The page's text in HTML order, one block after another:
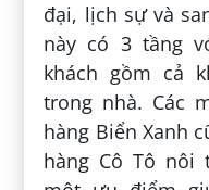
đại, lịch sự và
này có 3 tầng
khách gồm cả
trong nhà. Các
hàng Biển Xanh
hàng Cô Tô nôi